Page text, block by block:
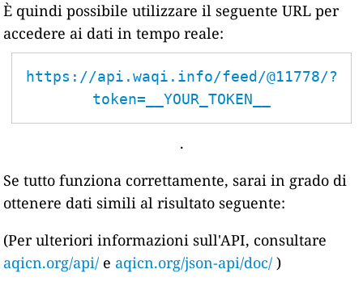
È quindi possibile utilizzare il seguente URL per
accedere ai dati in tempo reale:
https://api.waqi.info/feed/@11778/?
token=__YOUR_TOKEN__
.
Se tutto funziona correttamente, sarai in grado di
ottenere dati simili al risultato seguente:
(Per ulteriori informazioni sull'API, consultare
aqicn.org/api/ e aqicn.org/json-api/doc/ )